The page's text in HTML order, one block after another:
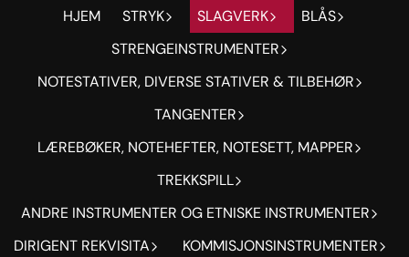
Hopp til innhold
HJEM STRYK SLAGVERK
BLÅS
STRENGEINSTRUMENTER
NOTESTATIVER, DIVERSE STATIVER & TILBEHØR
TANGENTER
LÆREBØKER, NOTEHEFTER, NOTESETT, MAPPER
TREKKSPILL
ANDRE INSTRUMENTER OG ETNISKE INSTRUMENTER
DIRIGENT REKVISITA
KOMMISJONSINSTRUMENTER